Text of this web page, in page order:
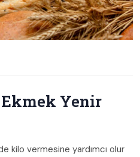
Yenir
kilo vermesine yardımcı olur